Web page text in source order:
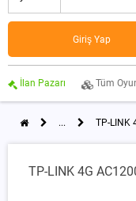
Giriş Yap
İlan Pazarı Tüm
... TP-LINK
TP-LINK 4G